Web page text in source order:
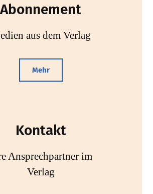
Abonnement
aus dem Verlag
Mehr
Kontakt
Ansprechpartner im
Verlag